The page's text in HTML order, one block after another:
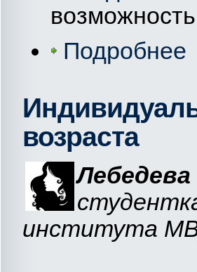
Подробнее
возраста
Лебедева
института